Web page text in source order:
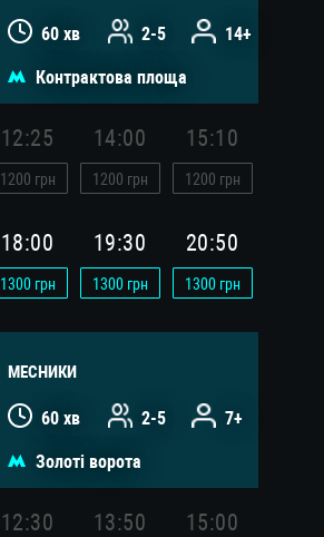
60 хв 2-5 14+
Контрактова площа
12:25
1200 грн
14:00
1200 грн
15:10
1200 грн
18:00
1300грн
19:30
1300грн
20:50
1300грн
МЕСНИКИ
60 хв 2-5 7+
Золоті ворота
12:30 13:50 15:00